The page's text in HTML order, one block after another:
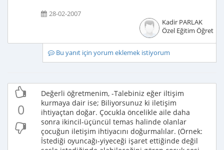
28-02-2007
Kadir PARLAK
Özel Eğitim
Bu yanıt için yorum eklemek istiyorum
0
Değerli öğretmenim, -Talebiniz eğer iltişim
kurmaya dair ise; Biliyorsunuz ki iletişim
ihtiyaçtan doğar. Çocukla öncelikle aile daha
sonra ikincil-üçüncül temas halinde olanlar
çocuğun iletişim ihtiyacını doğurmalılar. (Örnek:
İstediği oyuncağı-yiyeceği işaret ettiğinde değil